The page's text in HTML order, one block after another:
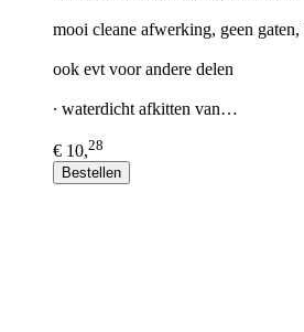
mooi cleane afwerking, geen
ook evt voor andere delen
∙ waterdicht afkitten van…
€ 10,28
Bestellen